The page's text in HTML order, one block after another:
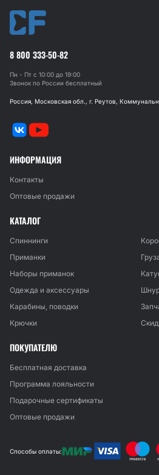
8 800 333-50-82
Пн - Пт с 10:00 до 19:00
Звонок по России бесплатный
Россия, Московская обл., г. Реутов,
ИНФОРМАЦИЯ
Контакты
Оптовые продажи
КАТАЛОГ
Спиннинги
Приманки
Наборы приманок
Одежда и аксессуары
Карабины, поводки
Крючки
ПОКУПАТЕЛЮ
Бесплатная доставка
Программа лояльности
Подарочные сертификаты
Оптовые продажи
Способы оплаты: